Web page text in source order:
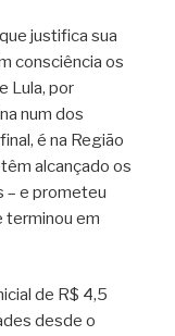
justifica sua
consciência os
Lula, por
num dos
é na Região
alcançado os
– e prometeu
terminou em
de R$ 4,5
desde o